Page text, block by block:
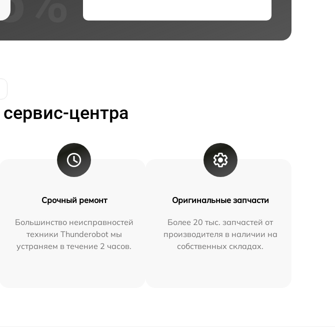
центра
Срочный ремонт
Большинство неисправностей
техники Thunderobot мы
устраняем в течение 2 часов.
Оригинальные запчасти
Более 20 тыс. запчастей от
производителя в наличии на
собственных складах.